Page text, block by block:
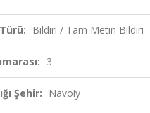
Bildiri / Tam Metin Bildiri
3
Şehir: Navoiy